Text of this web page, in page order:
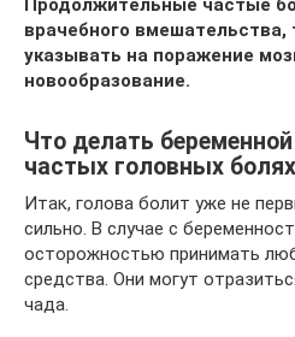
Продолжительные частые
врачебного вмешательства,
указывать на поражение
новообразование.
Что делать
частых головных болях
Итак, голова болит уже не
сильно. В случае с
осторожностью принимать
средства. Они могут
чада.